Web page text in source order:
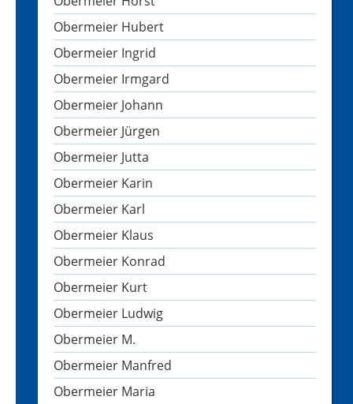
Obermeier Hubert
Obermeier Ingrid
Obermeier Irmgard
Obermeier Johann
Obermeier Jürgen
Obermeier Jutta
Obermeier Karin
Obermeier Karl
Obermeier Klaus
Obermeier Konrad
Obermeier Kurt
Obermeier Ludwig
Obermeier M.
Obermeier Manfred
Obermeier Maria